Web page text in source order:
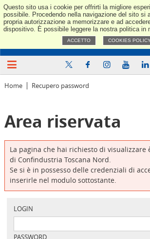
Questo sito usa i cookie per offrirti la migliore
possibile. Procedendo nella navigazione del sito si
propria autorizzazione a memorizzare e ad
dispositivo. È possibile leggere la nostra politica in
ACCETTO COOKIES
Home Recupero password
Area riservata
La pagina che hai richiesto di visualizzare
di Confindustria Toscana Nord.
Se si è in possesso delle credenziali di
inserirle nel modulo sottostante.
LOGIN
PASSWORD